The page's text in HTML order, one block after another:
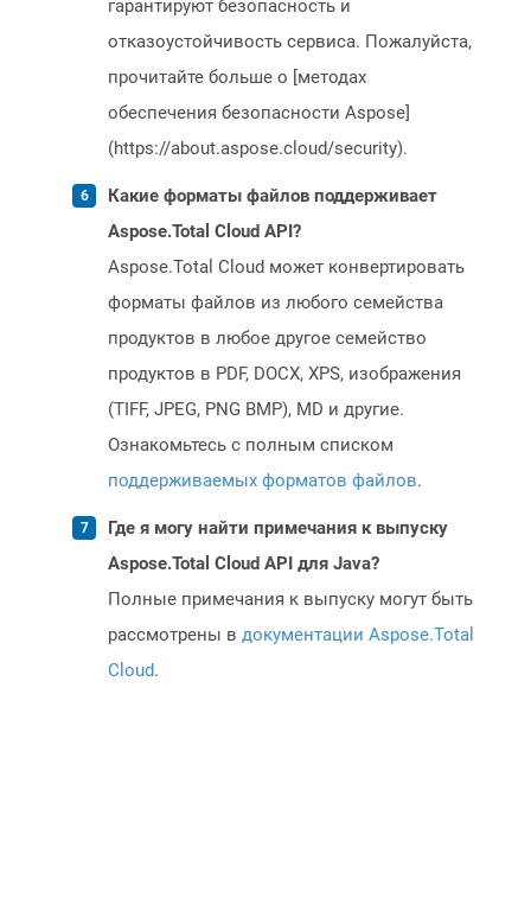
гарантируют безопасность и
отказоустойчивость сервиса. Пожалуйста,
прочитайте больше о [методах
обеспечения безопасности Aspose]
(https://about.aspose.cloud/security).
Какие форматы файлов поддерживает
Aspose.Total Cloud API?
Aspose.Total Cloud может конвертировать
форматы файлов из любого семейства
продуктов в любое другое семейство
продуктов в PDF, DOCX, XPS, изображения
(TIFF, JPEG, PNG BMP), MD и другие.
Ознакомьтесь с полным списком
поддерживаемых форматов файлов.
Где я могу найти примечания к выпуску
Aspose.Total Cloud API для Java?
Полные примечания к выпуску могут быть
рассмотрены в документации Aspose.Total
Cloud.